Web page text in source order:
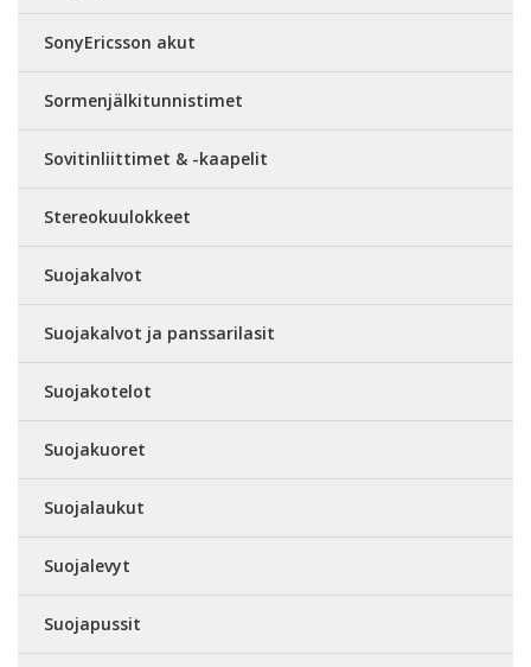
SonyEricsson akut
Sormenjälkitunnistimet
Sovitinliittimet & -kaapelit
Stereokuulokkeet
Suojakalvot
Suojakalvot ja panssarilasit
Suojakotelot
Suojakuoret
Suojalaukut
Suojalevyt
Suojapussit